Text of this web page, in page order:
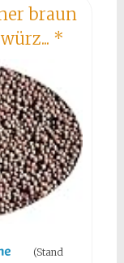
braun
*
(Stand